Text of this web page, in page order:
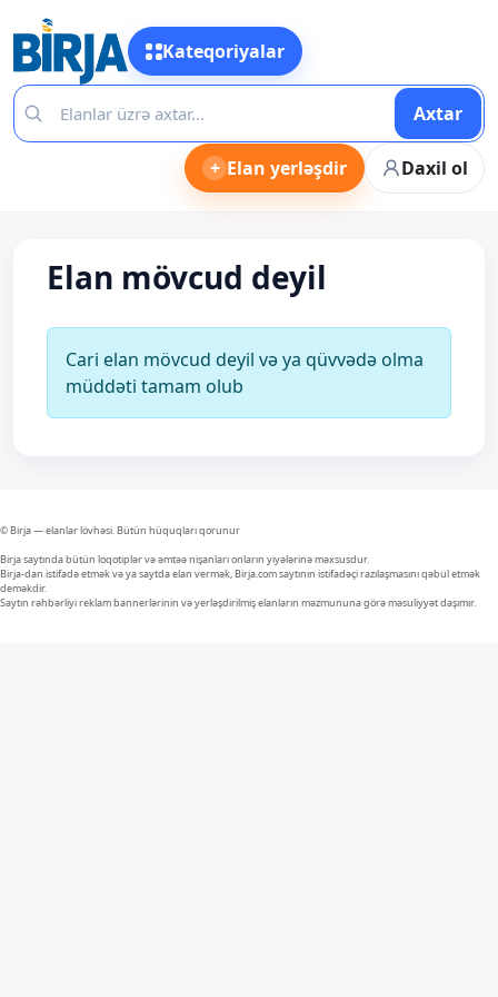
Kateqoriyalar
Axtar
+ Elan yerləşdir Daxil ol
Elan mövcud deyil
Cari elan mövcud deyil və ya qüvvədə olma
müddəti tamam olub
© Birja — elanlar lövhəsi. Bütün hüquqları qorunur
Birja saytında bütün loqotiplər və əmtəə nişanları onların yiyələrinə məxsusdur.
Birja-dan istifadə etmək və ya saytda elan vermək, Birja.com saytının istifadəçi razılaşmasını qəbul etmək
deməkdir.
Saytın rəhbərliyi reklam bannerlərinin və yerləşdirilmiş elanların məzmununa görə məsuliyyət daşımır.